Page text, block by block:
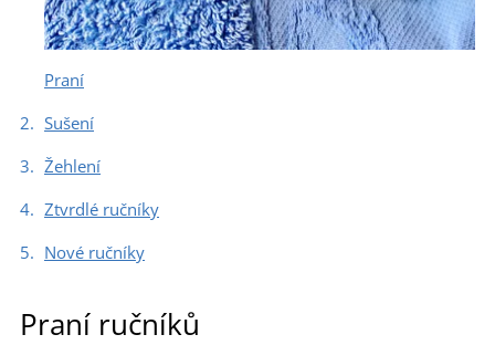
Praní
Sušení
Žehlení
Ztvrdlé ručníky
Nové ručníky
Praní ručníků